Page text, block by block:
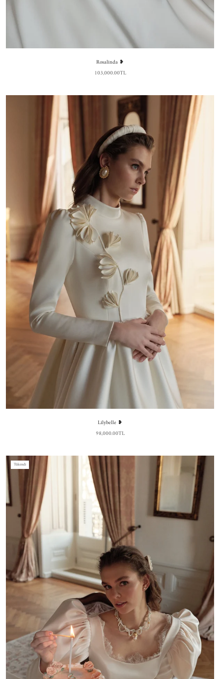
Rosalinda ❥
103,000.00TL
Lilybelle ❥
98,000.00TL
Tükendi